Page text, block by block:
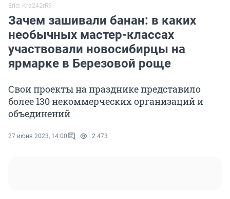
Erid: Kra242rR9
Зачем зашивали банан: в каких
необычных мастер-классах
участвовали новосибирцы на
ярмарке в Березовой роще
Свои проекты на празднике представило
более 130 некоммерческих организаций и
объединений
27 июня 2023, 14:00 2 473